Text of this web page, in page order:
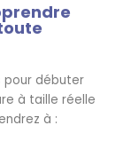
pour débuter
à taille réelle
à :